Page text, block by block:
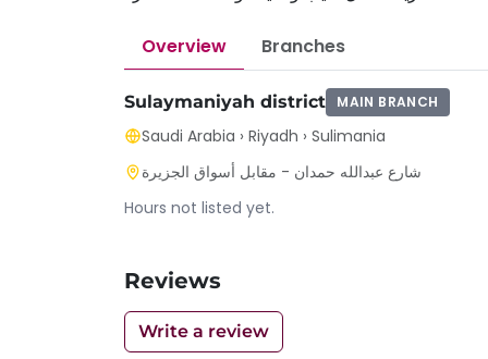
Overview Branches
Sulaymaniyah district MAIN BRANCH
Saudi Arabia › Riyadh › Sulimania
شارع عبدالله حمدان - مقابل أسواق الجزيرة
Hours not listed yet.
Reviews
Write a review